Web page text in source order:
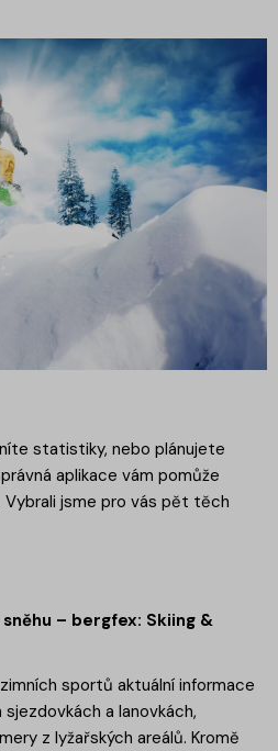
statistiky, nebo plánujete
aplikace vám pomůže
jsme pro vás pět těch
– bergfex: Skiing &
sportů aktuální informace
a lanovkách,
z lyžařských areálů. Kromě